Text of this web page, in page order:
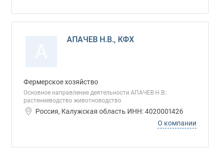
АПАЧЕВ Н.В., КФХ
Фермерское хозяйство
Основное направление деятельности АПАЧЕВ Н.В.:
растениеводство животноводство
Россия, Калужская область ИНН: 4020001426
О компании